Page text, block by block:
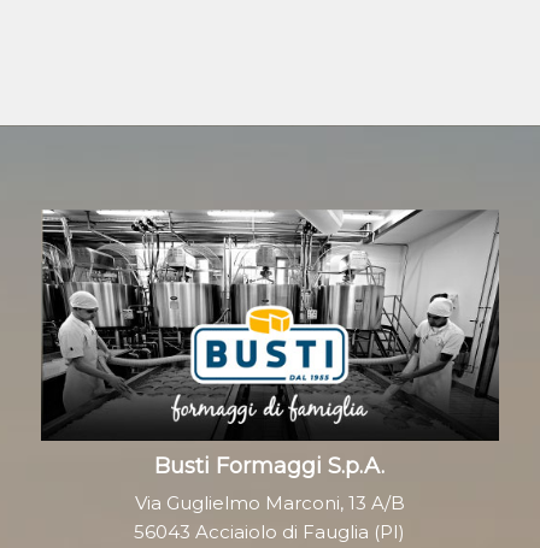
Busti Formaggi S.p.A.
Via Guglielmo Marconi, 13 A/B
56043 Acciaiolo di Fauglia (PI)